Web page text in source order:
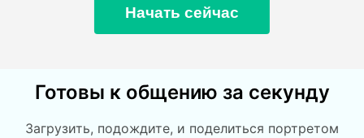
Начать сейчас
Готовы к общению за секунду
Загрузить, подождите, и поделиться портретом